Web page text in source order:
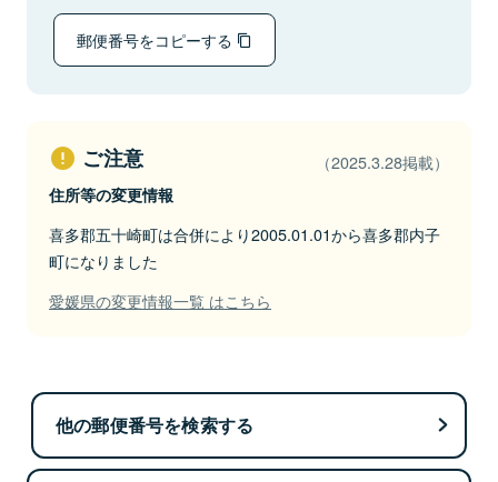
郵便番号をコピーする
ご注意 （2025.3.28掲載）
住所等の変更情報
喜多郡五十崎町は合併により2005.01.01から喜多郡内子
町になりました
愛媛県の変更情報一覧 はこちら
他の郵便番号を検索する